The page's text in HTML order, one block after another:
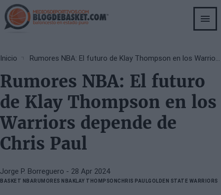
Skip
to
main
Breadcrumb
Inicio Rumores NBA: El futuro de Klay Thompson en los Warriors depende de Chris Paul
Rumores NBA: El futuro
de Klay Thompson en los
Warriors depende de
Chris Paul
Jorge P. Borreguero - 28 Apr 2024
BASKET NBARUMORES NBAKLAY THOMPSONCHRIS PAULGOLDEN STATE WARRIORS